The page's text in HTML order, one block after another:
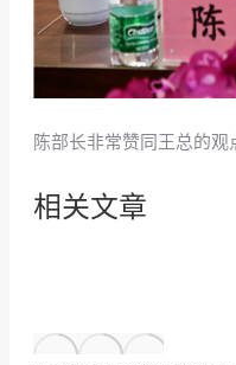
陈部长非常赞同王总的
相关文章